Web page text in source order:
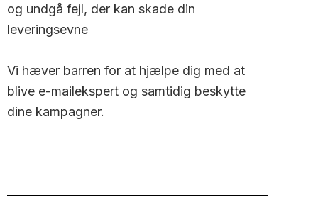
og undgå fejl, der kan skade din
leveringsevne
Vi hæver barren for at hjælpe dig med at
blive e-mailekspert og samtidig beskytte
dine kampagner.